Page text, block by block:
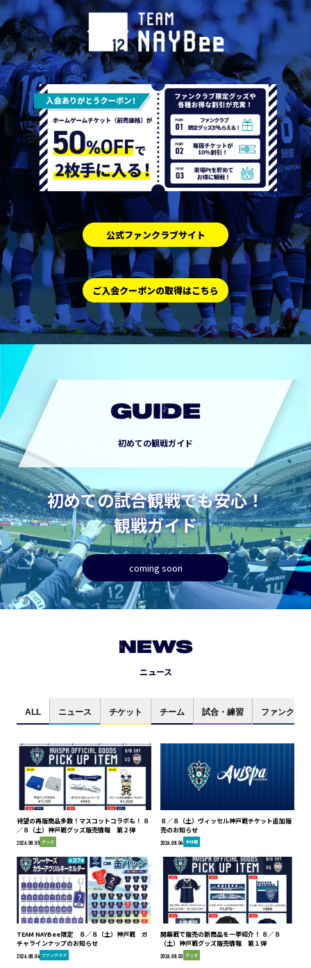
公式ファンクラブサイト
ご入会クーポンの取得はこちら
GUIDE
初めての観戦ガイド
初めての試合観戦でも安心！
観戦ガイド
coming soon
NEWS
ニュース
ALL ニュース チケット チーム 試合・練習 ファンクラブ
待望の再販商品多数！マスコットコラボも！ ８
／８（土）神戸戦グッズ販売情報 第２弾
2026.08.05 グッズ
８／８（土）ヴィッセル神戸戦チケット追加販
売のお知らせ
2026.08.04 未分類
TEAM NAYBee限定 ８／８（土）神戸戦 ガ
チャラインナップのお知らせ
2026.08.04 ファンクラブ
開幕戦で販売の新商品を一挙紹介！ ８／８
（土）神戸戦グッズ販売情報 第１弾
2026.08.03 グッズ